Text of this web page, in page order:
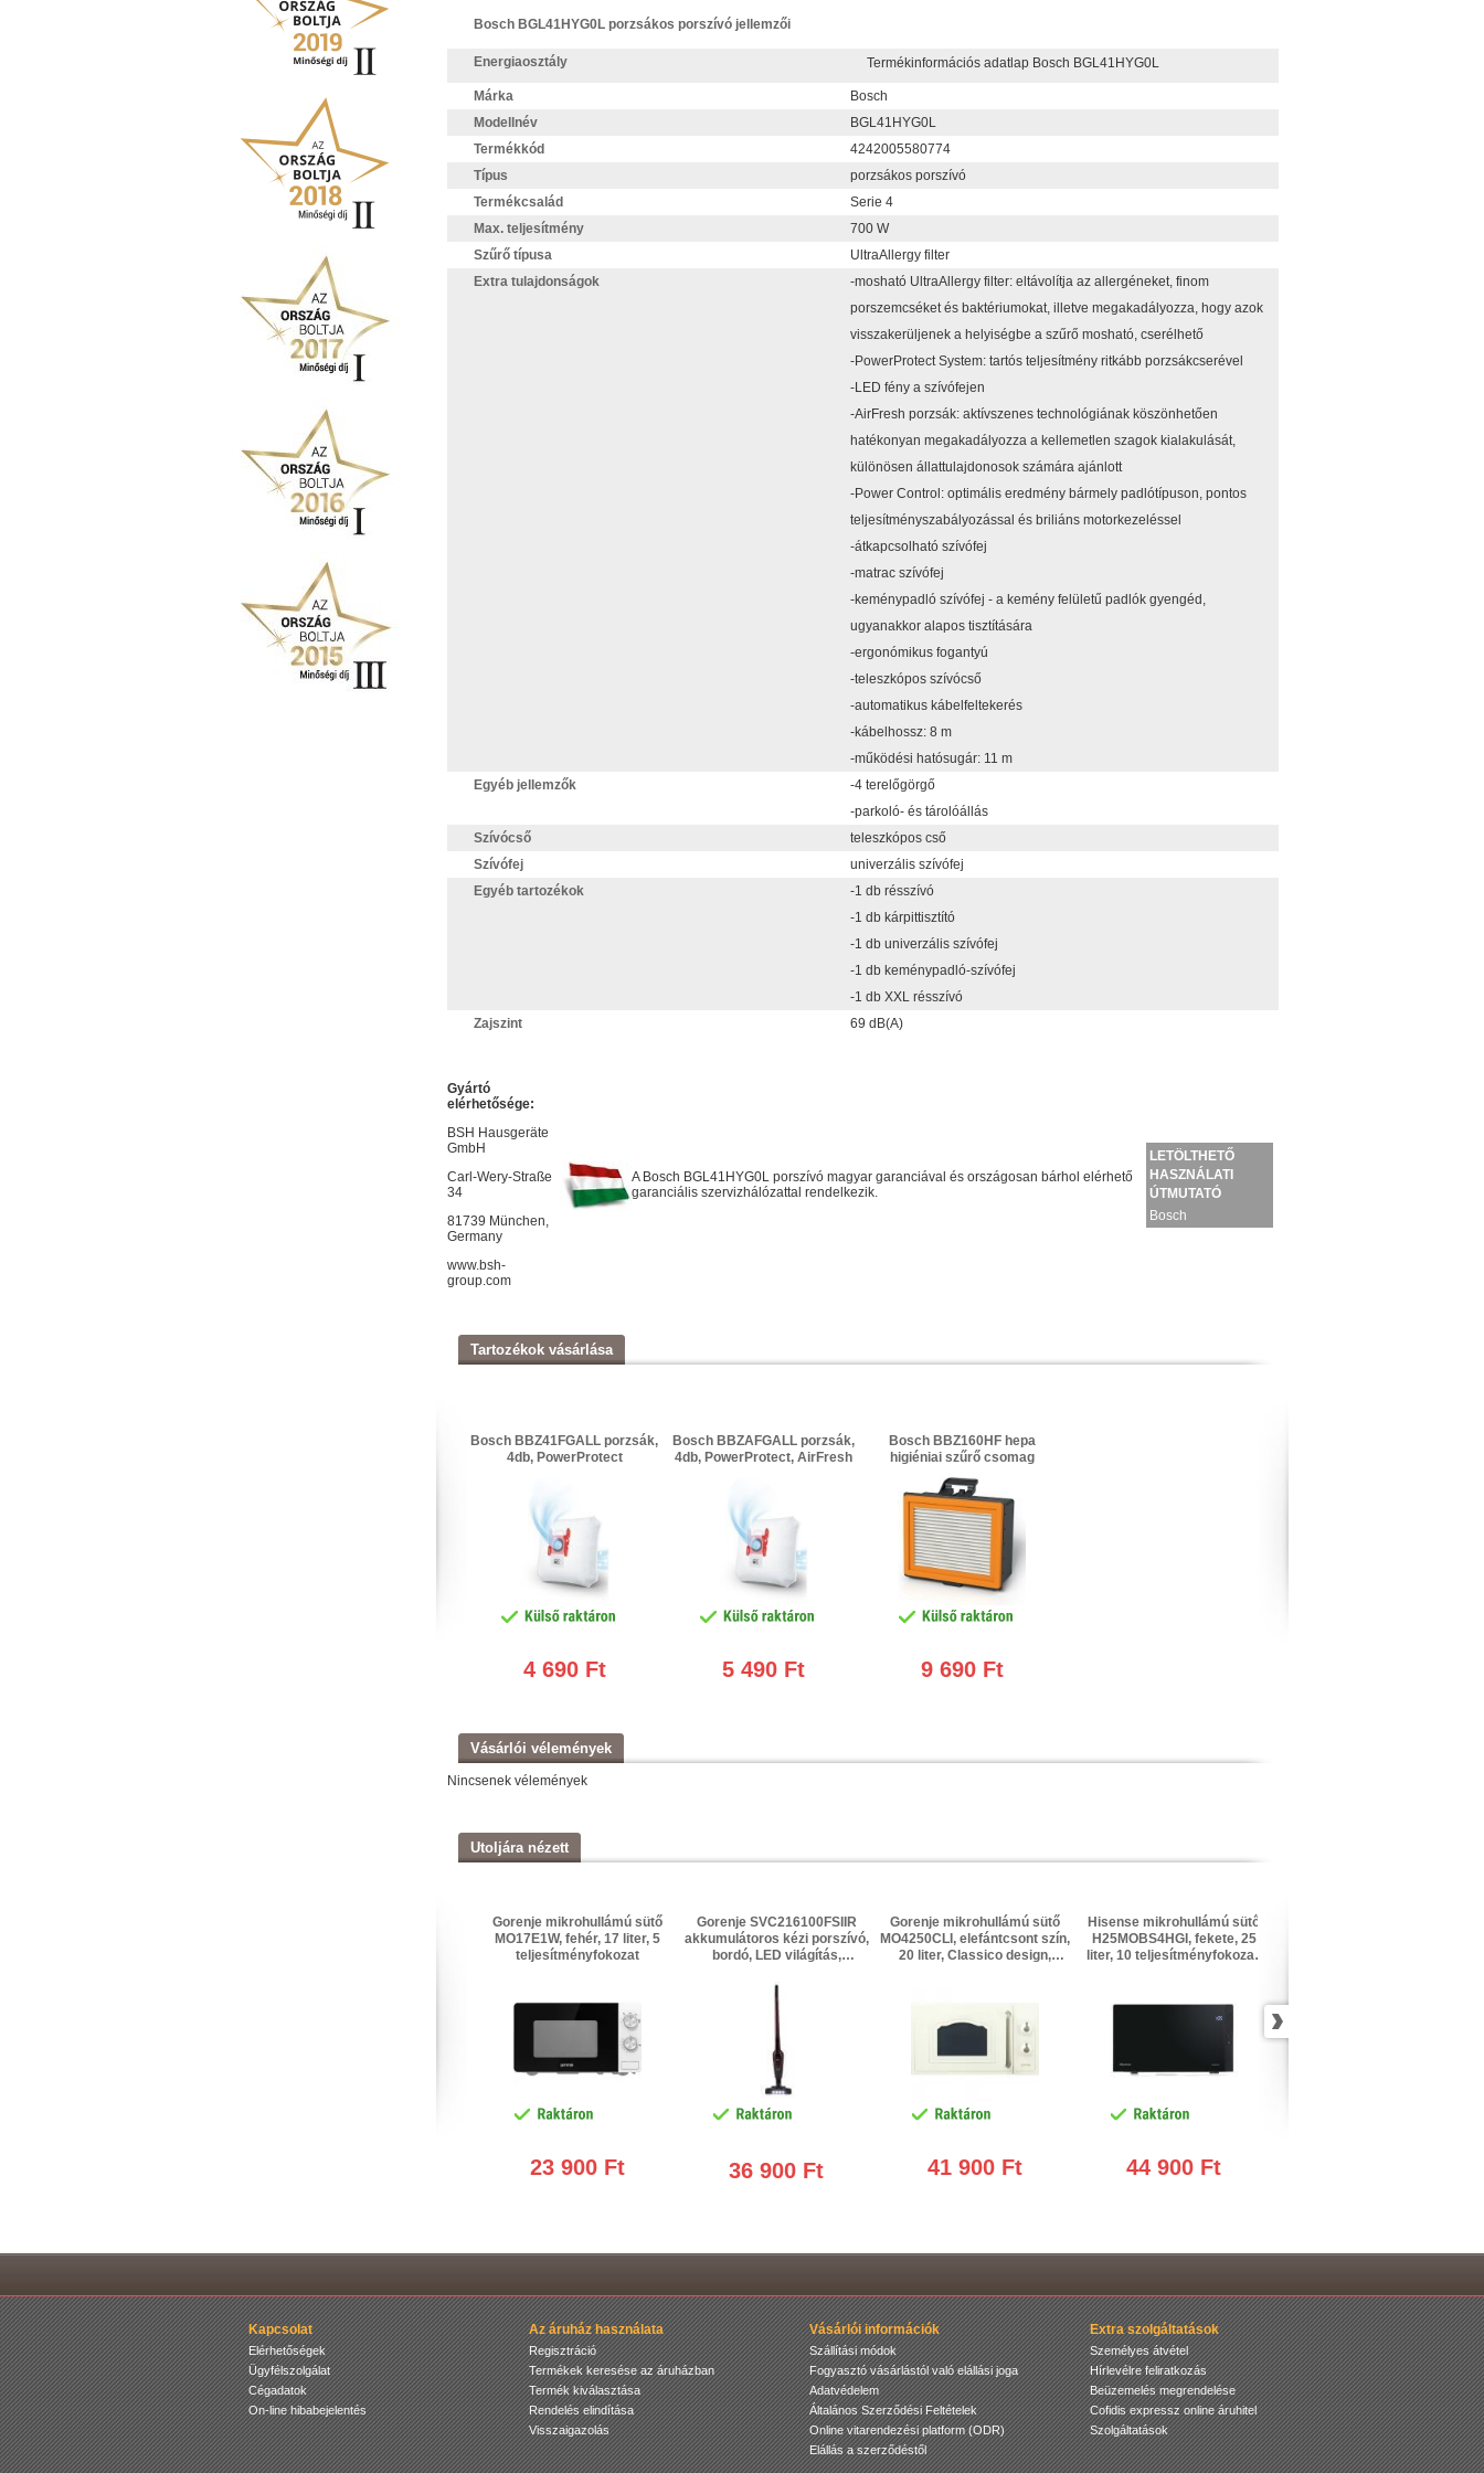
Bosch BGL41HYG0L porzsákos porszívó jellemzői
Energiaosztály Termékinformációs adatlap Bosch BGL41HYG0L
Márka
Bosch
Modellnév
BGL41HYG0L
Termékkód
4242005580774
Típus
porzsákos porszívó
Termékcsalád
Serie 4
Max. teljesítmény
700 W
Szűrő típusa
UltraAllergy filter
Extra tulajdonságok
-mosható UltraAllergy filter: eltávolítja az allergéneket, finom
porszemcséket és baktériumokat, illetve megakadályozza, hogy azok
visszakerüljenek a helyiségbe a szűrő mosható, cserélhető
-PowerProtect System: tartós teljesítmény ritkább porzsákcserével
-LED fény a szívófejen
-AirFresh porzsák: aktívszenes technológiának köszönhetően
hatékonyan megakadályozza a kellemetlen szagok kialakulását,
különösen állattulajdonosok számára ajánlott
-Power Control: optimális eredmény bármely padlótípuson, pontos
teljesítményszabályozással és briliáns motorkezeléssel
-átkapcsolható szívófej
-matrac szívófej
-keménypadló szívófej - a kemény felületű padlók gyengéd,
ugyanakkor alapos tisztítására
-ergonómikus fogantyú
-teleszkópos szívócső
-automatikus kábelfeltekerés
-kábelhossz: 8 m
-működési hatósugár: 11 m
Egyéb jellemzők
-4 terelőgörgő
-parkoló- és tárolóállás
Szívócső
teleszkópos cső
Szívófej
univerzális szívófej
Egyéb tartozékok
-1 db résszívó
-1 db kárpittisztító
-1 db univerzális szívófej
-1 db keménypadló-szívófej
-1 db XXL résszívó
Zajszint
69 dB(A)
Gyártó
elérhetősége:
BSH Hausgeräte
GmbH
Carl-Wery-Straße
34
81739 München,
Germany
www.bsh-
group.com
A Bosch BGL41HYG0L porszívó magyar garanciával és országosan bárhol elérhető
garanciális szervizhálózattal rendelkezik.
LETÖLTHETŐ
HASZNÁLATI
ÚTMUTATÓ
Bosch
BGL41HYG0L
Tartozékok vásárlása
Bosch BBZ41FGALL porzsák,
4db, PowerProtect
4 690 Ft
Bosch BBZAFGALL porzsák,
4db, PowerProtect, AirFresh
5 490 Ft
Bosch BBZ160HF hepa
higiéniai szűrő csomag
9 690 Ft
Vásárlói vélemények
Nincsenek vélemények
Utoljára nézett
Gorenje mikrohullámú sütő
MO17E1W, fehér, 17 liter, 5
teljesítményfokozat
23 900 Ft
Gorenje SVC216100FSIIR
akkumulátoros kézi porszívó,
bordó, LED világítás,
36 900 Ft
Gorenje mikrohullámú sütő
MO4250CLI, elefántcsont szín,
20 liter, Classico design,
41 900 Ft
Hisense mikrohullámú sütő
H25MOBS4HGI, fekete, 25
liter, 10 teljesítményfokozat,
44 900 Ft
Kapcsolat
Elérhetőségek
Ügyfélszolgálat
Cégadatok
On-line hibabejelentés
Az áruház használata
Regisztráció
Termékek keresése az áruházban
Termék kiválasztása
Rendelés elindítása
Visszaigazolás
Vásárlói információk
Szállítási módok
Fogyasztó vásárlástól való elállási joga
Adatvédelem
Általános Szerződési Feltételek
Online vitarendezési platform (ODR)
Elállás a szerződéstől
Extra szolgáltatások
Személyes átvétel
Hírlevélre feliratkozás
Beüzemelés megrendelése
Cofidis expressz online áruhitel
Szolgáltatások